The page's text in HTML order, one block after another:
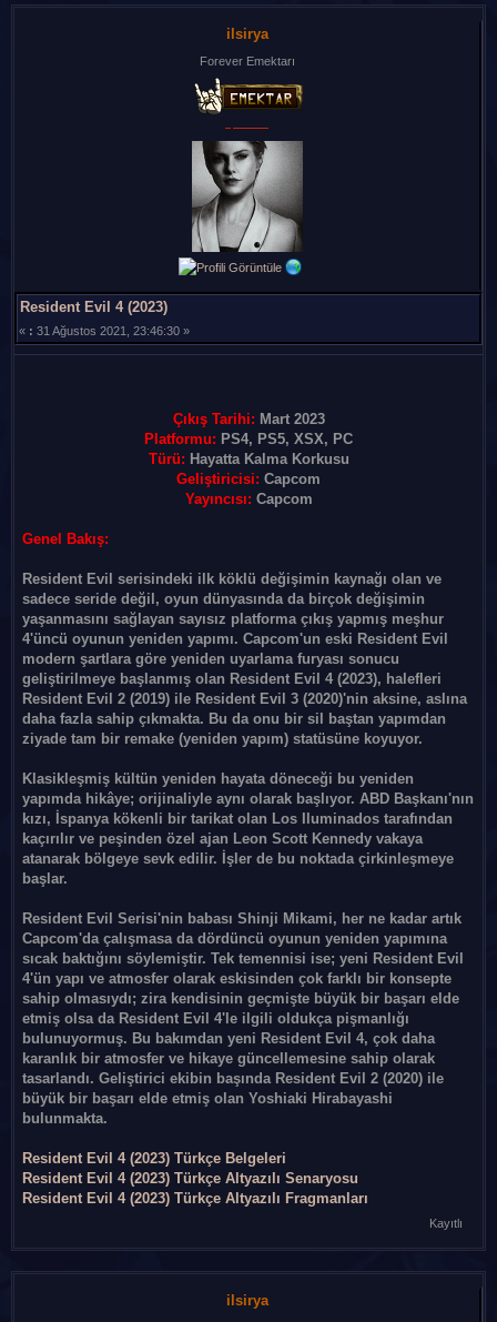
ilsirya
Forever Emektarı
Resident Evil 4 (2023)
« : 31 Ağustos 2021, 23:46:30 »
Çıkış Tarihi: Mart 2023
Platformu: PS4, PS5, XSX, PC
Türü: Hayatta Kalma Korkusu
Geliştiricisi: Capcom
Yayıncısı: Capcom
Genel Bakış:
Resident Evil serisindeki ilk köklü değişimin kaynağı olan ve
sadece seride değil, oyun dünyasında da birçok değişimin
yaşanmasını sağlayan sayısız platforma çıkış yapmış meşhur
4'üncü oyunun yeniden yapımı. Capcom'un eski Resident Evil
modern şartlara göre yeniden uyarlama furyası sonucu
geliştirilmeye başlanmış olan Resident Evil 4 (2023), halefleri
Resident Evil 2 (2019) ile Resident Evil 3 (2020)'nin aksine, aslına
daha fazla sahip çıkmakta. Bu da onu bir sil baştan yapımdan
ziyade tam bir remake (yeniden yapım) statüsüne koyuyor.
Klasikleşmiş kültün yeniden hayata döneceği bu yeniden
yapımda hikâye; orijinaliyle aynı olarak başlıyor. ABD Başkanı'nın
kızı, İspanya kökenli bir tarikat olan Los Iluminados tarafından
kaçırılır ve peşinden özel ajan Leon Scott Kennedy vakaya
atanarak bölgeye sevk edilir. İşler de bu noktada çirkinleşmeye
başlar.
Resident Evil Serisi'nin babası Shinji Mikami, her ne kadar artık
Capcom'da çalışmasa da dördüncü oyunun yeniden yapımına
sıcak baktığını söylemiştir. Tek temennisi ise; yeni Resident Evil
4'ün yapı ve atmosfer olarak eskisinden çok farklı bir konsepte
sahip olmasıydı; zira kendisinin geçmişte büyük bir başarı elde
etmiş olsa da Resident Evil 4'le ilgili oldukça pişmanlığı
bulunuyormuş. Bu bakımdan yeni Resident Evil 4, çok daha
karanlık bir atmosfer ve hikaye güncellemesine sahip olarak
tasarlandı. Geliştirici ekibin başında Resident Evil 2 (2020) ile
büyük bir başarı elde etmiş olan Yoshiaki Hirabayashi
bulunmakta.
Resident Evil 4 (2023) Türkçe Belgeleri
Resident Evil 4 (2023) Türkçe Altyazılı Senaryosu
Resident Evil 4 (2023) Türkçe Altyazılı Fragmanları
Kayıtlı
ilsirya